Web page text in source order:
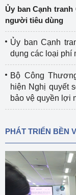
Ủy ban Cạnh
người tiêu dùng
Ủy ban Cạnh
dụng các loại phí
Bộ Công
hiện Nghị quyết
bảo vệ quyền lợi
PHÁT TRIỂN BỀN